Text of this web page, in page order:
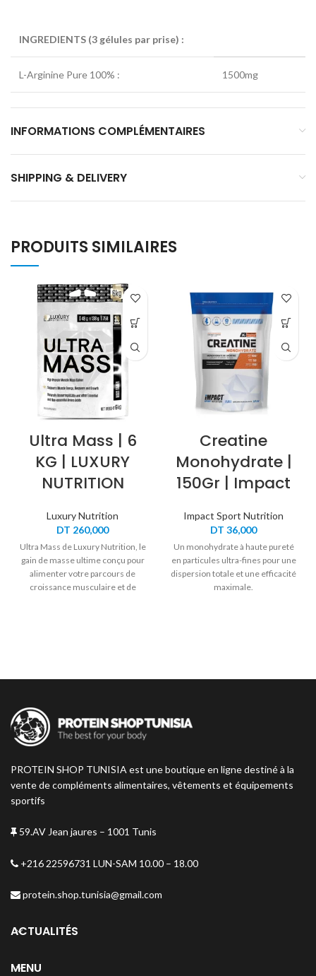
INGREDIENTS (3 gélules par prise) :
L-Arginine Pure 100% : 1500mg
INFORMATIONS COMPLÉMENTAIRES
SHIPPING & DELIVERY
PRODUITS SIMILAIRES
Ultra Mass | 6
KG | LUXURY
NUTRITION
Luxury Nutrition
DT 260,000
Ultra Mass de Luxury Nutrition, le
gain de masse ultime conçu pour
alimenter votre parcours de
croissance musculaire et de
Creatine
Monohydrate |
150Gr | Impact
Impact Sport Nutrition
DT 36,000
Un monohydrate à haute pureté
en particules ultra-fines pour une
dispersion totale et une efficacité
maximale.
PROTEIN SHOP TUNISIA est une boutique en ligne destiné à la
vente de compléments alimentaires, vêtements et équipements
sportifs
59.AV Jean jaures – 1001 Tunis
+216 22596731 LUN-SAM 10.00 – 18.00
protein.shop.tunisia@gmail.com
ACTUALITÉS
MENU